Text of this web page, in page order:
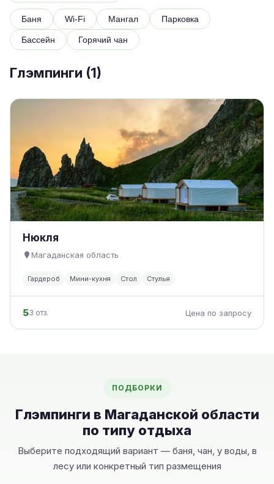
Баня Wi-Fi Мангал Парковка
Бассейн Горячий чан
Глэмпинги (1)
Нюкля
Магаданская область
Гардероб Мини-кухня Стол Стулья
53 отз. Цена по запросу
ПОДБОРКИ
Глэмпинги в Магаданской области
по типу отдыха
Выберите подходящий вариант — баня, чан, у воды, в
лесу или конкретный тип размещения